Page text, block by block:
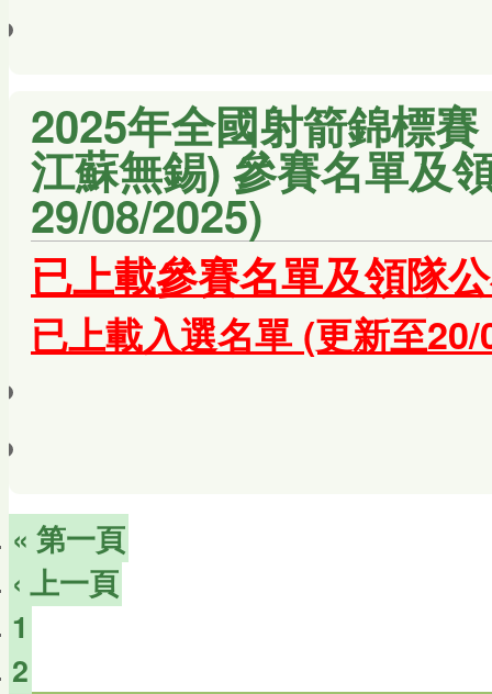
2025年全國射箭錦標
江蘇無錫) 參賽名單及
29/08/2025)
已上載參賽名單及領隊
已上載入選名單 (更新至
« 第一頁
‹ 上一頁
1
2